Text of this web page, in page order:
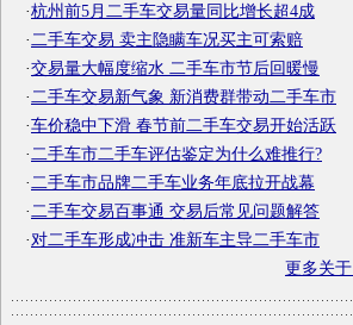
·杭州前5月二手车交易量同比增长超4成
· 二手车交易 卖主隐瞒车况买主可索赔
·交易量大幅度缩水 二手车市节后回暖慢
· 二手车交易新气象 新消费群带动二手车市
·车价稳中下滑 春节前二手车交易开始活跃
· 二手车市二手车评估鉴定为什么难推行?
· 二手车市品牌二手车业务年底拉开战幕
· 二手车交易百事通 交易后常见问题解答
·对二手车形成冲击 准新车主导二手车市
更多关于